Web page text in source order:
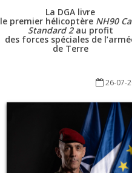
La DGA livre
le premier hélicoptère NH90
Standard 2au profit
des forces spéciales de
de Terre
26-07-